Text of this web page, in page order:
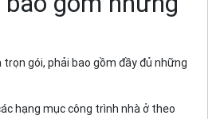
gói, phải bao gồm đầy đủ những
hạng mục công trình nhà ở theo